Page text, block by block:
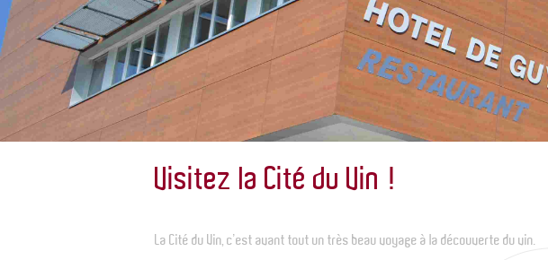
Visitez la Cité du Vin !
La Cité du Vin, c’est avant tout un très beau voyage à la découverte du vin.